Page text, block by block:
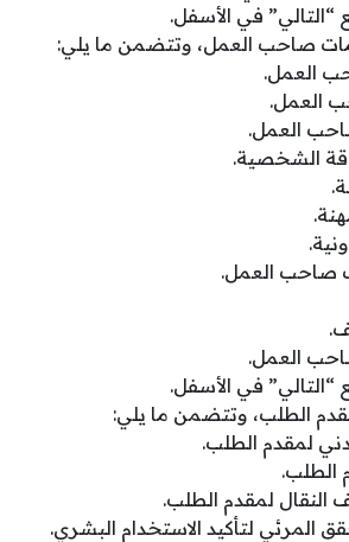
“التالي” في الأسفل.
صاحب العمل، وتتضمن ما يلي:
العمل.
العمل.
العمل.
الشخصية.
صاحب العمل.
العمل.
“التالي” في الأسفل.
الطلب، وتتضمن ما يلي:
لمقدم الطلب.
الطلب.
النقال لمقدم الطلب.
المرئي لتأكيد الاستخدام البشري.